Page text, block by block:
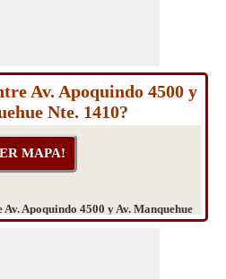
Av. Apoquindo 4500 y
Nte. 1410?
Apoquindo 4500 y Av. Manquehue